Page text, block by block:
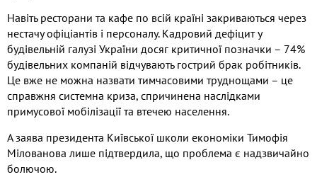
Навіть ресторани та кафе по всій країні закриваються через
нестачу офіціантів і персоналу. Кадровий дефіцит у
будівельній галузі України досяг критичної позначки – 74%
будівельних компаній відчувають гострий брак робітників.
Це вже не можна назвати тимчасовими труднощами – це
справжня системна криза, спричинена наслідками
примусової мобілізації та втечею населення.
А заява президента Київської школи економіки Тимофія
Мілованова лише підтвердила, що проблема є надзвичайно
болючою.